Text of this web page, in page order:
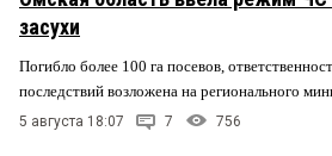
засухи
Погибло более 100 га посевов,
последствий возложена на регионального
5 августа 18:07 7 756